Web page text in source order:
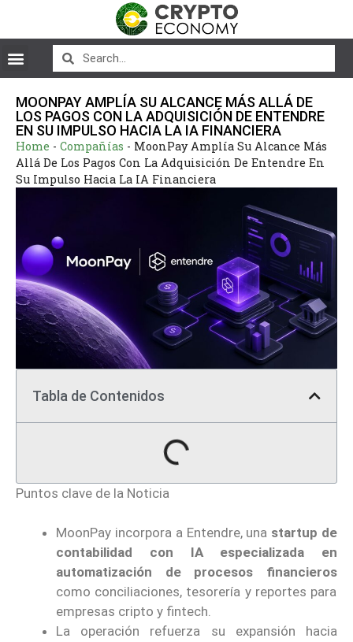
MOONPAY AMPLÍA SU ALCANCE MÁS ALLÁ DE
LOS PAGOS CON LA ADQUISICIÓN DE ENTENDRE
EN SU IMPULSO HACIA LA IA FINANCIERA
Home - Compañías - MoonPay Amplía Su Alcance Más
Allá De Los Pagos Con La Adquisición De Entendre En
Su Impulso Hacia La IA Financiera
Tabla de Contenidos
Puntos clave de la Noticia
MoonPay incorpora a Entendre, una startup de
contabilidad con IA especializada en
automatización de procesos financieros
como conciliaciones, tesorería y reportes para
empresas cripto y fintech.
La operación refuerza su expansión hacia